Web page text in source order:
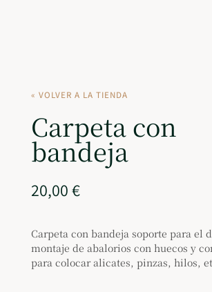
« VOLVER A LA TIENDA
Carpeta con
bandeja
20,00€
Carpeta con bandeja soporte para el
montaje de abalorios con huecos y
para colocar alicates, pinzas, hilos,